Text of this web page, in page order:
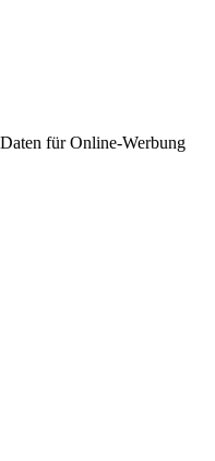
für Online-Werbung